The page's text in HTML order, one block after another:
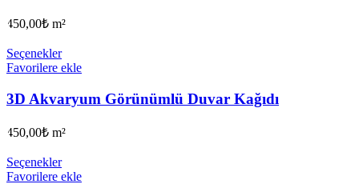
450,00₺ m²
Seçenekler
Favorilere ekle
3D Akvaryum Görünümlü Duvar Kağıdı
450,00₺ m²
Seçenekler
Favorilere ekle